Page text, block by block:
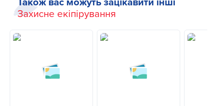
Захисне екіпірування